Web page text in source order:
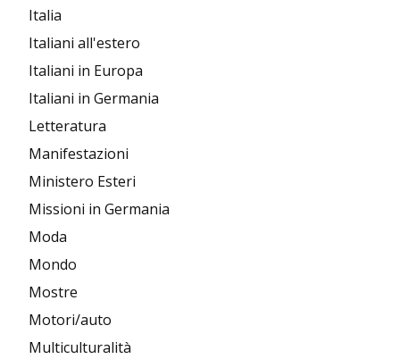
Italia
Italiani all'estero
Italiani in Europa
Italiani in Germania
Letteratura
Manifestazioni
Ministero Esteri
Missioni in Germania
Moda
Mondo
Mostre
Motori/auto
Multiculturalità